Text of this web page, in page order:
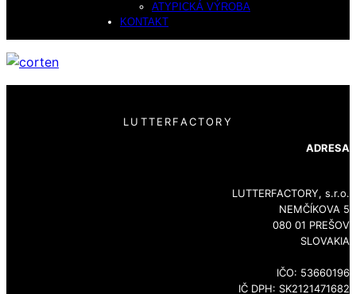
ATYPICKÁ VÝROBA
KONTAKT
LUTTERFACTORY
ADRESA
LUTTERFACTORY, s.r.o.
NEMČÍKOVA 5
080 01 PREŠOV
SLOVAKIA
IČO: 53660196
IČ DPH: SK2121471682